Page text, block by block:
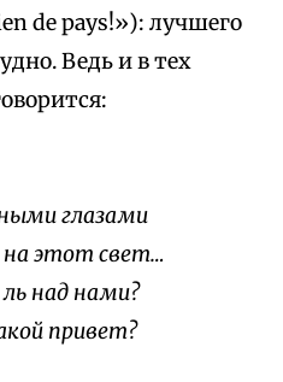
de pays!»): лучшего
Ведь и в тех
глазами
этот свет…
над нами?
привет?